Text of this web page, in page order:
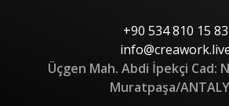
+90 534 810 15 83
Üçgen Mah. Abdi İpekçi Cad:
Muratpaşa/